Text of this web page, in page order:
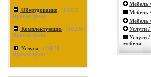
Оборудование (16373
Просмотров)
Комплектующие (16290
Просмотров)
Услуги (14870
Просмотров)
Мебель
Мебель
Мебель
Услуги
Услуги /
мебели